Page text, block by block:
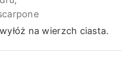
na wierzch ciasta.